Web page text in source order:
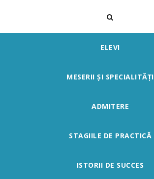
ELEVI
MESERII ȘI SPECIALITĂȚI
ADMITERE
STAGIILE DE PRACTICĂ
ISTORII DE SUCCES